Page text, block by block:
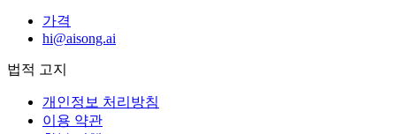
가격
hi@aisong.ai
법적 고지
개인정보 처리방침
이용 약관